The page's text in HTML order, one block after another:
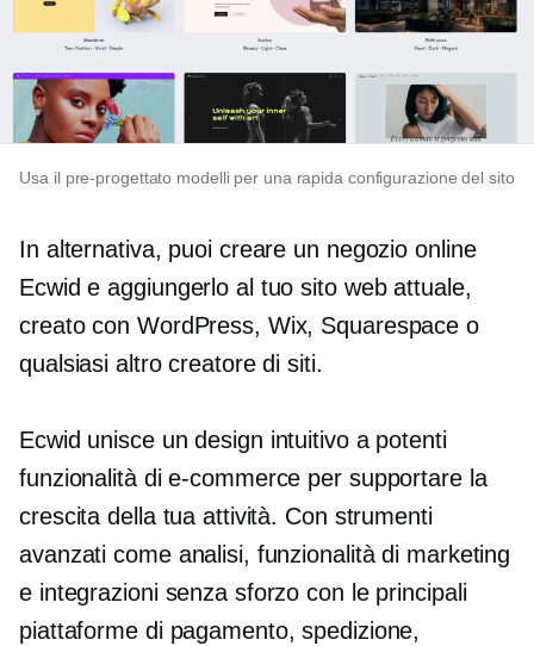
Usa il pre-progettato modelli per una rapida configurazione del sito
In alternativa, puoi creare un negozio online
Ecwid e aggiungerlo al tuo sito web attuale,
creato con WordPress, Wix, Squarespace o
qualsiasi altro creatore di siti.
Ecwid unisce un design intuitivo a potenti
funzionalità di e-commerce per supportare la
crescita della tua attività. Con strumenti
avanzati come analisi, funzionalità di marketing
e integrazioni senza sforzo con le principali
piattaforme di pagamento, spedizione,